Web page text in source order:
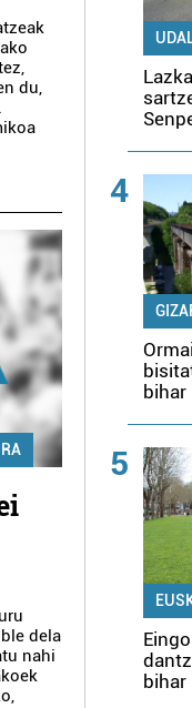
du,
dela
nahi
4
bihar
5
bihar